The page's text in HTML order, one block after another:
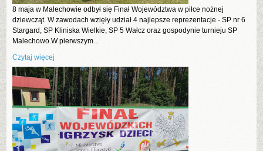
8 maja w Malechowie odbył się Finał Województwa w piłce nożnej
dziewcząt. W zawodach wzięły udział 4 najlepsze reprezentacje - SP nr 6
Stargard, SP Kliniska Wielkie, SP 5 Wałcz oraz gospodynie turnieju SP
Malechowo.W pierwszym...
Czytaj więcej